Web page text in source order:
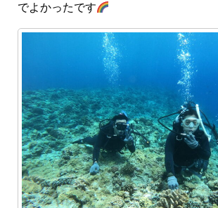
でよかったです